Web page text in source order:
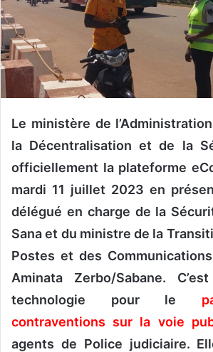
n
o
u
r
e
l
Le ministère de
la Décentralisation et de la
officiellement la plateforme
mardi 11 juillet 2023 en
délégué en charge de la
Sana et du ministre de la
Postes et des
Aminata Zerbo/Sabane.
technologie pour le
contraventions sur la voie
agents de Police judiciaire.